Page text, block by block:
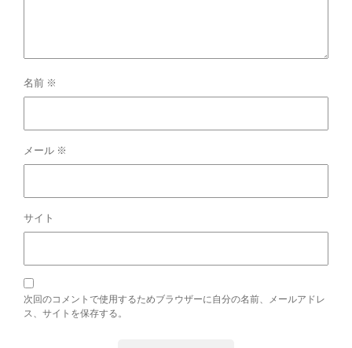
名前 ※
メール ※
サイト
次回のコメントで使用するためブラウザーに自分の名前、メールアドレ
ス、サイトを保存する。